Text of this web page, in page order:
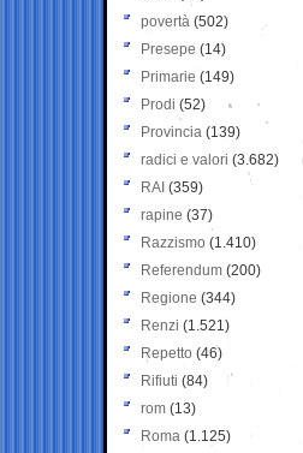
povertà (502)
Presepe (14)
Primarie (149)
Prodi (52)
Provincia (139)
radici e valori (3.682)
RAI (359)
rapine (37)
Razzismo (1.410)
Referendum (200)
Regione (344)
Renzi (1.521)
Repetto (46)
Rifiuti (84)
rom (13)
Roma (1.125)